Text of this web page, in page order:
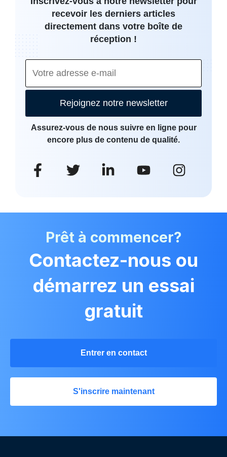
recevoir les derniers articles
directement dans votre boîte de
réception !
Rejoignez notre newsletter
Assurez-vous de nous suivre en ligne pour
encore plus de contenu de qualité.
Prêt à commencer?
Contactez-nous ou
démarrez un essai
gratuit
Entrer en contact
S'inscrire maintenant